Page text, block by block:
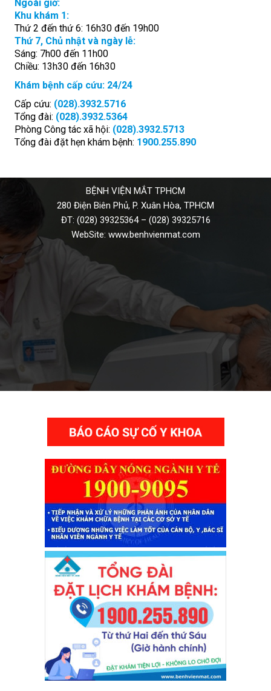
Ngoài giờ:
Khu khám 1:
Thứ 2 đến thứ 6: 16h30 đến 19h00
Thứ 7, Chủ nhật và ngày lễ:
Sáng: 7h00 đến 11h00
Chiều: 13h30 đến 16h30
Khám bệnh cấp cứu: 24/24
Cấp cứu: (028).3932.5716
Tổng đài: (028).3932.5364
Phòng Công tác xã hội: (028).3932.5713
Tổng đài đặt hẹn khám bệnh: 1900.255.890
BỆNH VIỆN MẮT TPHCM
280 Điện Biên Phủ, P. Xuân Hòa, TPHCM
ĐT: (028) 39325364– (028) 39325716
WebSite: www.benhvienmat.com